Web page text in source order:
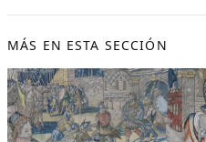
MÁS EN ESTA SECCIÓN